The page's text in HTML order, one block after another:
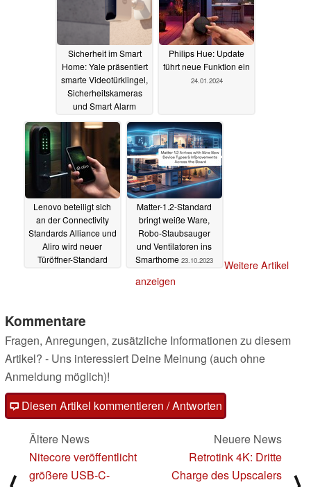
Sicherheit im Smart
Home: Yale präsentiert
smarte Videotürklingel,
Sicherheitskameras
und Smart Alarm
29.01.2024
Philips Hue: Update
führt neue Funktion ein
24.01.2024
Lenovo beteiligt sich
an der Connectivity
Standards Alliance und
Aliro wird neuer
Türöffner-Standard
Matter-1.2-Standard
bringt weiße Ware,
Robo-Staubsauger
und Ventilatoren ins
Smarthome 23.10.2023
Weitere Artikel
anzeigen
Kommentare
Fragen, Anregungen, zusätzliche Informationen zu diesem
Artikel? - Uns interessiert Deine Meinung (auch ohne
Anmeldung möglich)!
Diesen Artikel kommentieren / Antworten
Ältere News
Nitecore veröffentlicht
größere USB-C-
Neuere News
Retrotink 4K: Dritte
Charge des Upscalers